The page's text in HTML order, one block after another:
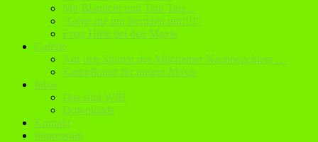
Mit Blaulicht und Tatü Tata…
“Gehe nie mit fremden mit!!!!”
Erste Hilfe bei den Maxis
Galerie
Auf den Spuren des Müchelner Nachtwächters …
Kampfkunst für unsere Maxis
Infos
Das sind WIR
Downloads
Kontakt
Impressum